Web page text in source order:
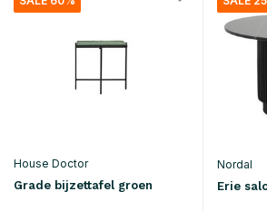
House Doctor
Grade bijzettafel groen
Nordal
Erie